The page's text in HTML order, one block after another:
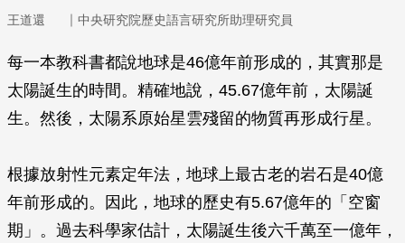
王道還 ｜ 中央研究院歷史語言研究所助理研究員
每一本教科書都說地球是46億年前形成的，其實那是
太陽誕生的時間。精確地說，45.67億年前，太陽誕
生。然後，太陽系原始星雲殘留的物質再形成行星。
根據放射性元素定年法，地球上最古老的岩石是40億
年前形成的。因此，地球的歷史有5.67億年的「空窗
期」。過去科學家估計，太陽誕生後六千萬至一億年，